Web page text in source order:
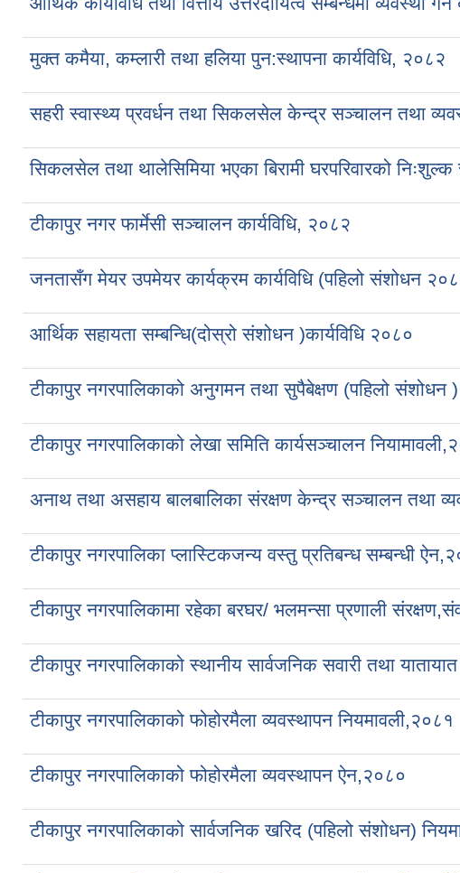
मुक्त कमैया, कम्लारी तथा हलिया पुन:स्थापना कार्यविधि, २०८२
सहरी स्वास्थ्य प्रवर्धन तथा सिकलसेल केन्द्र सञ्चालन तथा
सिकलसेल तथा थालेसिमिया भएका बिरामी घरपरिवारको निःशुल्क
टीकापुर नगर फार्मेसी सञ्चालन कार्यविधि, २०८२
जनतासँग मेयर उपमेयर कार्यक्रम कार्यविधि (पहिलो संशोधन
आर्थिक सहायता सम्बन्धि(दोस्रो संशोधन )कार्यविधि २०८०
टीकापुर नगरपालिकाको अनुगमन तथा सुपैबेक्षण (पहिलो संशोधन )
टीकापुर नगरपालिकाको लेखा समिति कार्यसञ्चालन
अनाथ तथा असहाय बालबालिका संरक्षण केन्द्र सञ्चालन तथा
टीकापुर नगरपालिका प्लास्टिकजन्य वस्तु प्रतिबन्ध सम्बन्धी
टीकापुर नगरपालिकामा रहेका बरघर/ भलमन्सा प्रणाली
टीकापुर नगरपालिकाको स्थानीय सार्वजनिक सवारी तथा
टीकापुर नगरपालिकाको फोहोरमैला व्यवस्थापन नियमावली,२०८१
टीकापुर नगरपालिकाको फोहोरमैला व्यवस्थापन ऐन,२०८०
टीकापुर नगरपालिकाको सार्वजनिक खरिद (पहिलो संशोधन)